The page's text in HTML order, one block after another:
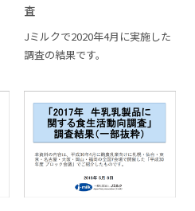
査
Jミルクで2020年4月に実施した
調査の結果です。